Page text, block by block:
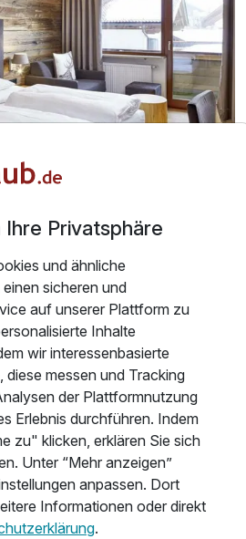
p.P. ab445,00 €
Ihrem Lieblingsplatz in der Tiroler
und elegantes Haus mit
Chaletstil mit Tiroler
ein stilvolles Ambiente für Ihren
mit Stress. Genießen Sie
unserem Mountain-Spa, Ihrer
Panoramasauna und dem
auf das Bergmassiv rund um
weiterhin ein Aromadampfbad, ein
mit Kalt-Warm-Wechseldüsen
unserem Restaurant kommen
auf Ihre Kosten.
Privatsphäre
und ähnliche
sicheren und
auf unserer Plattform zu
Inhalte
wir interessenbasierte
diese messen und Tracking
der Plattformnutzung
Erlebnis durchführen. Indem
zu" klicken, erklären Sie sich
Unter “Mehr anzeigen”
anpassen. Dort
Informationen oder direkt
.